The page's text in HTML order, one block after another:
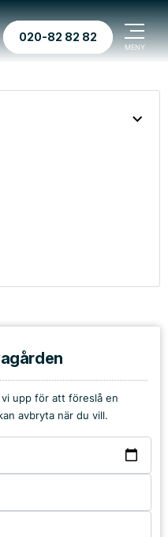
020-82 82 82
upp för att föreslå en
avbryta när du vill.